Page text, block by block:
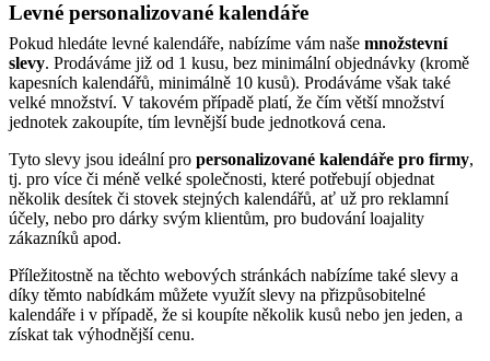
Levné personalizované kalendáře
Pokud hledáte levné kalendáře, nabízíme vám naše množstevní
slevy. Prodáváme již od 1 kusu, bez minimální objednávky (kromě
kapesních kalendářů, minimálně 10 kusů). Prodáváme však také
velké množství. V takovém případě platí, že čím větší množství
jednotek zakoupíte, tím levnější bude jednotková cena.
Tyto slevy jsou ideální pro personalizované kalendáře pro firmy,
tj. pro více či méně velké společnosti, které potřebují objednat
několik desítek či stovek stejných kalendářů, ať už pro reklamní
účely, nebo pro dárky svým klientům, pro budování loajality
zákazníků apod.
Příležitostně na těchto webových stránkách nabízíme také slevy a
díky těmto nabídkám můžete využít slevy na přizpůsobitelné
kalendáře i v případě, že si koupíte několik kusů nebo jen jeden, a
získat tak výhodnější cenu.